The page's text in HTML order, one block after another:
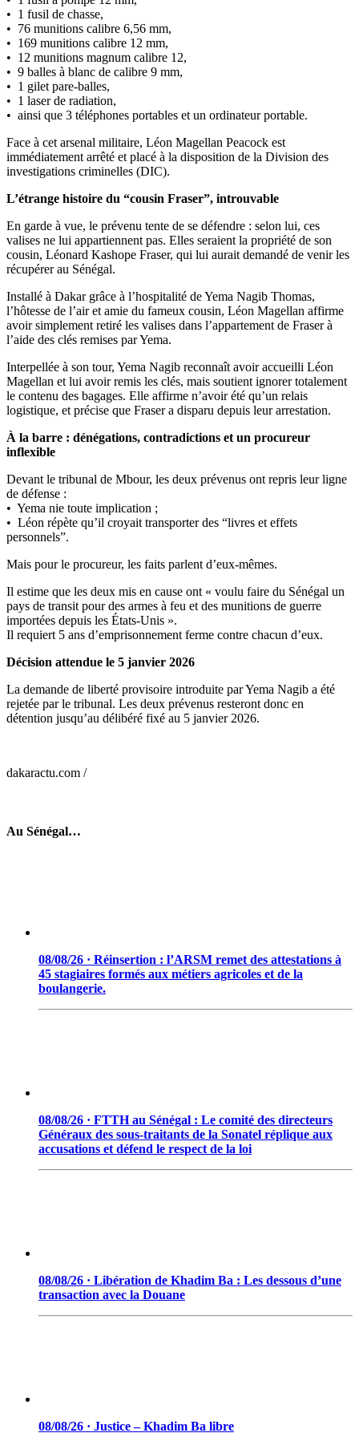
• 1 fusil de chasse,
• 76 munitions calibre 6,56 mm,
• 169 munitions calibre 12 mm,
• 12 munitions magnum calibre 12,
• 9 balles à blanc de calibre 9 mm,
• 1 gilet pare-balles,
• 1 laser de radiation,
• ainsi que 3 téléphones portables et un ordinateur portable.
Face à cet arsenal militaire, Léon Magellan Peacock est
immédiatement arrêté et placé à la disposition de la Division des
investigations criminelles (DIC).
L’étrange histoire du “cousin Fraser”, introuvable
En garde à vue, le prévenu tente de se défendre : selon lui, ces
valises ne lui appartiennent pas. Elles seraient la propriété de son
cousin, Léonard Kashope Fraser, qui lui aurait demandé de venir les
récupérer au Sénégal.
Installé à Dakar grâce à l’hospitalité de Yema Nagib Thomas,
l’hôtesse de l’air et amie du fameux cousin, Léon Magellan affirme
avoir simplement retiré les valises dans l’appartement de Fraser à
l’aide des clés remises par Yema.
Interpellée à son tour, Yema Nagib reconnaît avoir accueilli Léon
Magellan et lui avoir remis les clés, mais soutient ignorer totalement
le contenu des bagages. Elle affirme n’avoir été qu’un relais
logistique, et précise que Fraser a disparu depuis leur arrestation.
À la barre : dénégations, contradictions et un procureur
inflexible
Devant le tribunal de Mbour, les deux prévenus ont repris leur ligne
de défense :
• Yema nie toute implication ;
• Léon répète qu’il croyait transporter des “livres et effets
personnels”.
Mais pour le procureur, les faits parlent d’eux-mêmes.
Il estime que les deux mis en cause ont « voulu faire du Sénégal un
pays de transit pour des armes à feu et des munitions de guerre
importées depuis les États-Unis ».
Il requiert 5 ans d’emprisonnement ferme contre chacun d’eux.
Décision attendue le 5 janvier 2026
La demande de liberté provisoire introduite par Yema Nagib a été
rejetée par le tribunal. Les deux prévenus resteront donc en
détention jusqu’au délibéré fixé au 5 janvier 2026.
dakaractu.com /
Au Sénégal…
08/08/26 · Réinsertion : l’ARSM remet des attestations à
45 stagiaires formés aux métiers agricoles et de la
boulangerie.
08/08/26 · FTTH au Sénégal : Le comité des directeurs
Généraux des sous-traitants de la Sonatel réplique aux
accusations et défend le respect de la loi
08/08/26 · Libération de Khadim Ba : Les dessous d’une
transaction avec la Douane
08/08/26 · Justice – Khadim Ba libre